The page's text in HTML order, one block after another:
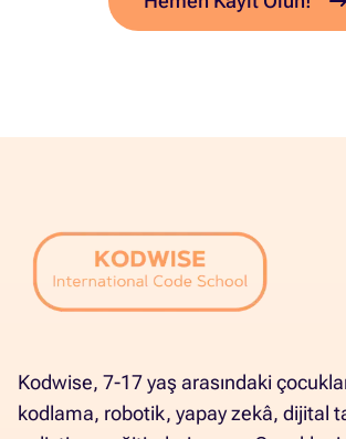
Kodwise, 7-17 yaş arasındaki
kodlama, robotik, yapay zekâ, dijital